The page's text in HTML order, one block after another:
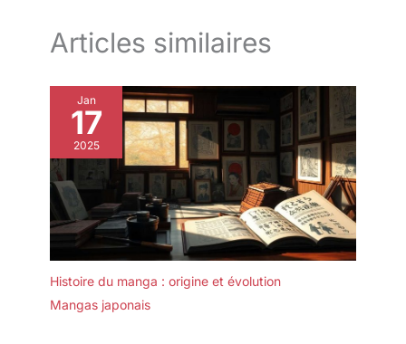
Articles similaires
Jan
17
2025
Histoire du manga : origine et évolution
Mangas japonais